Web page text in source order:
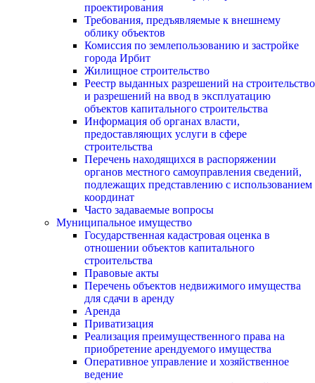
проектирования
Требования, предъявляемые к внешнему
облику объектов
Комиссия по землепользованию и застройке
города Ирбит
Жилищное строительство
Реестр выданных разрешений на строительство
и разрешений на ввод в эксплуатацию
объектов капитального строительства
Информация об органах власти,
предоставляющих услуги в сфере
строительства
Перечень находящихся в распоряжении
органов местного самоуправления сведений,
подлежащих представлению с использованием
координат
Часто задаваемые вопросы
Муниципальное имущество
Государственная кадастровая оценка в
отношении объектов капитального
строительства
Правовые акты
Перечень объектов недвижимого имущества
для сдачи в аренду
Аренда
Приватизация
Реализация преимущественного права на
приобретение арендуемого имущества
Оперативное управление и хозяйственное
ведение